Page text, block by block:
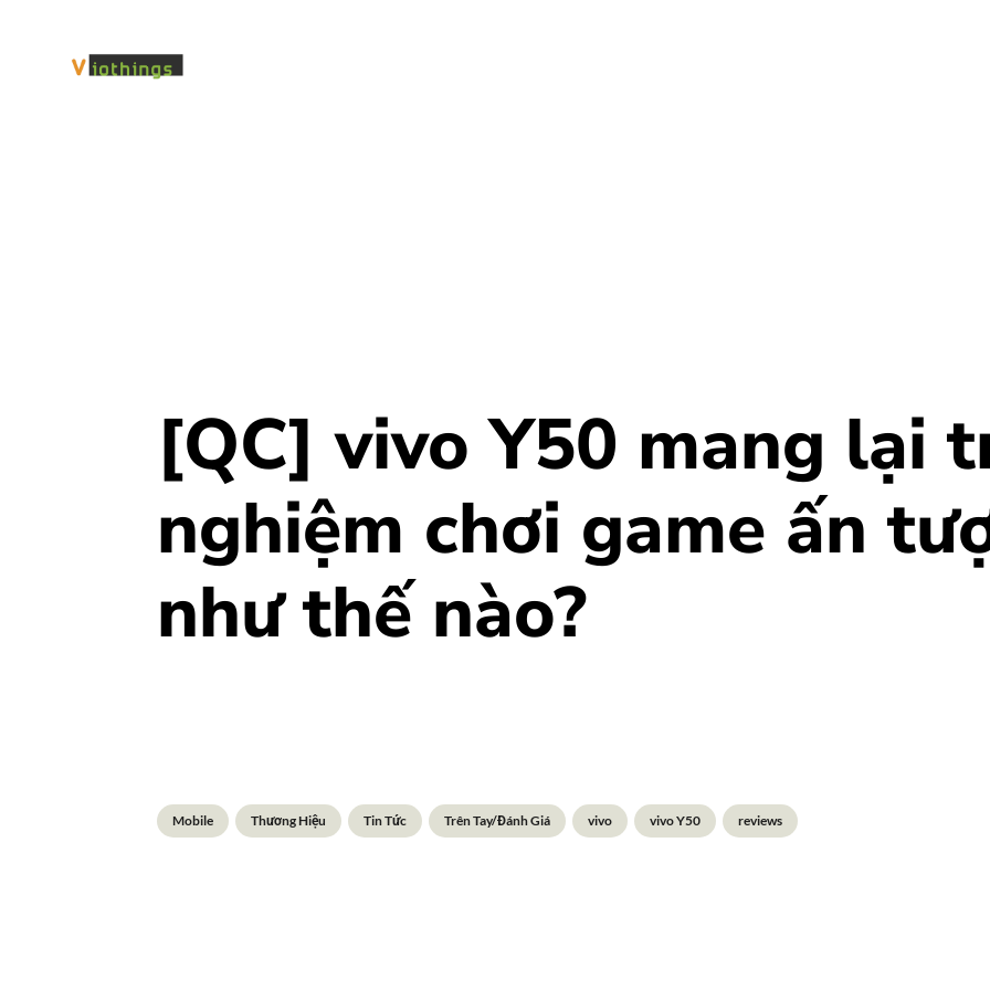
[QC] vivo Y50 mang lại
nghiệm chơi game ấn
như thế nào?
Mobile Thương Hiệu Tin Tức Trên Tay/Đánh Giá vivo vivo Y50 reviews